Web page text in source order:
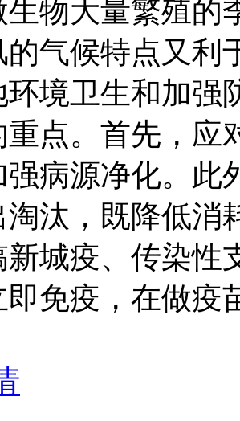
生物大量繁殖的
气候特点又利
环境卫生和加强
点。首先，应
强病源净化。此
淘汰，既降低消
新城疫、传染性
免疫，在做疫